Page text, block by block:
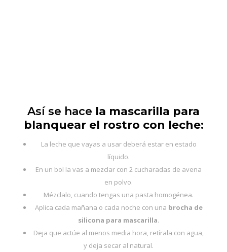
Así se hace la mascarilla para
blanquear el rostro con leche:
La leche que vayas a usar deberá estar en estado
líquido.
En un bol la vas a mezclar con 2 cucharadas de avena
en polvo.
Mézclalo, cuando tengas una pasta homogénea.
Aplica cada mañana o cada noche con una brocha de
silicona para mascarilla.
Deja que actúe al menos media hora, retírala con agua,
y deja secar al natural.